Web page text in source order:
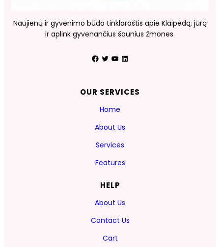
Naujienų ir gyvenimo būdo tinklaraštis apie Klaipėdą, jūrą
ir aplink gyvenančius šaunius žmones.
Facebook Twitter YouTube LinkedIn
OUR SERVICES
Home
About Us
Services
Features
HELP
About Us
Contact Us
Cart